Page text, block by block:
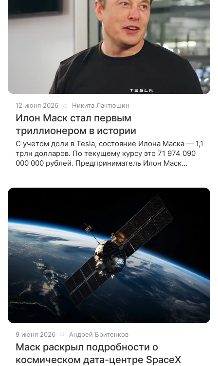
12 июня 2026 Никита Лактюшин
Илон Маск стал первым
триллионером в истории
С учетом доли в Tesla, состояние Илона Маска — 1,1
трлн долларов. По текущему курсу это 71 974 090
000 000 рублей. Предприниматель Илон Маск
9 июня 2026 Андрей Бритенков
Маск раскрыл подробности о
космическом дата-центре SpaceX